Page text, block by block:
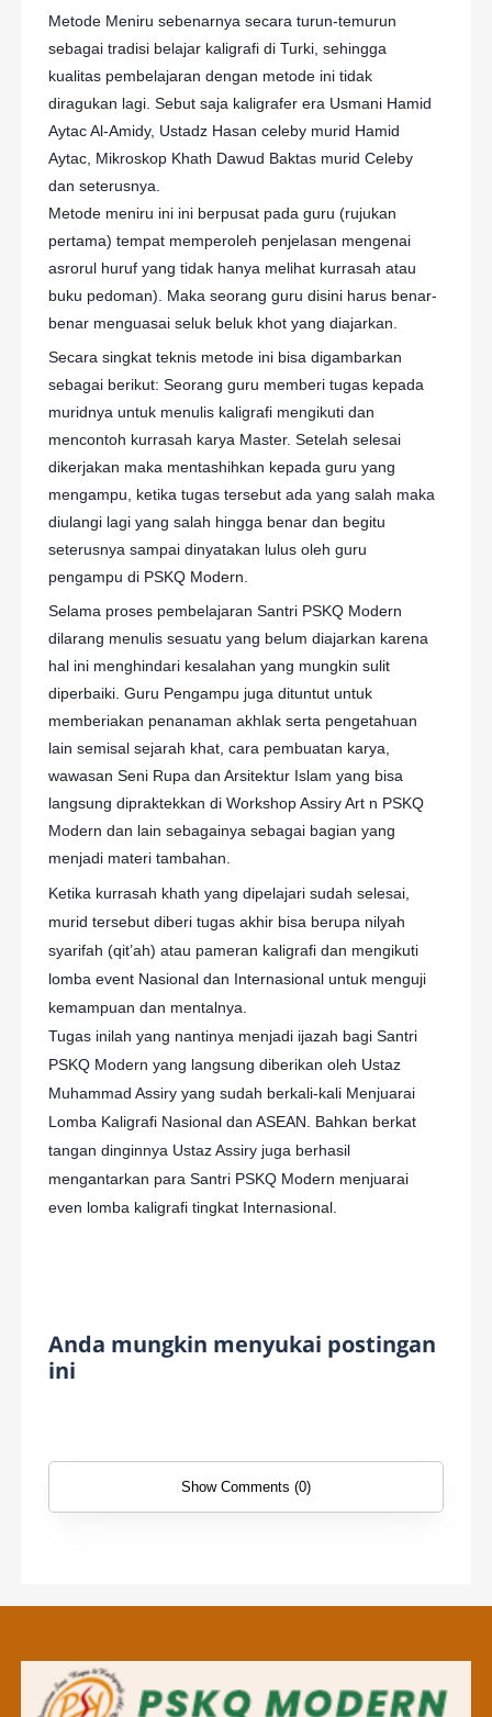
Metode Meniru sebenarnya secara turun-temurun
sebagai tradisi belajar kaligrafi di Turki, sehingga
kualitas pembelajaran dengan metode ini tidak
diragukan lagi. Sebut saja kaligrafer era Usmani Hamid
Aytac Al-Amidy, Ustadz Hasan celeby murid Hamid
Aytac, Mikroskop Khath Dawud Baktas murid Celeby
dan seterusnya.
Metode meniru ini ini berpusat pada guru (rujukan
pertama) tempat memperoleh penjelasan mengenai
asrorul huruf yang tidak hanya melihat kurrasah atau
buku pedoman). Maka seorang guru disini harus benar-
benar menguasai seluk beluk khot yang diajarkan.
Secara singkat teknis metode ini bisa digambarkan
sebagai berikut: Seorang guru memberi tugas kepada
muridnya untuk menulis kaligrafi mengikuti dan
mencontoh kurrasah karya Master. Setelah selesai
dikerjakan maka mentashihkan kepada guru yang
mengampu, ketika tugas tersebut ada yang salah maka
diulangi lagi yang salah hingga benar dan begitu
seterusnya sampai dinyatakan lulus oleh guru
pengampu di PSKQ Modern.
Selama proses pembelajaran Santri PSKQ Modern
dilarang menulis sesuatu yang belum diajarkan karena
hal ini menghindari kesalahan yang mungkin sulit
diperbaiki. Guru Pengampu juga dituntut untuk
memberiakan penanaman akhlak serta pengetahuan
lain semisal sejarah khat, cara pembuatan karya,
wawasan Seni Rupa dan Arsitektur Islam yang bisa
langsung dipraktekkan di Workshop Assiry Art n PSKQ
Modern dan lain sebagainya sebagai bagian yang
menjadi materi tambahan.
Ketika kurrasah khath yang dipelajari sudah selesai,
murid tersebut diberi tugas akhir bisa berupa nilyah
syarifah (qit’ah) atau pameran kaligrafi dan mengikuti
lomba event Nasional dan Internasional untuk menguji
kemampuan dan mentalnya.
Tugas inilah yang nantinya menjadi ijazah bagi Santri
PSKQ Modern yang langsung diberikan oleh Ustaz
Muhammad Assiry yang sudah berkali-kali Menjuarai
Lomba Kaligrafi Nasional dan ASEAN. Bahkan berkat
tangan dinginnya Ustaz Assiry juga berhasil
mengantarkan para Santri PSKQ Modern menjuarai
even lomba kaligrafi tingkat Internasional.
Anda mungkin menyukai postingan
ini
Show Comments (0)